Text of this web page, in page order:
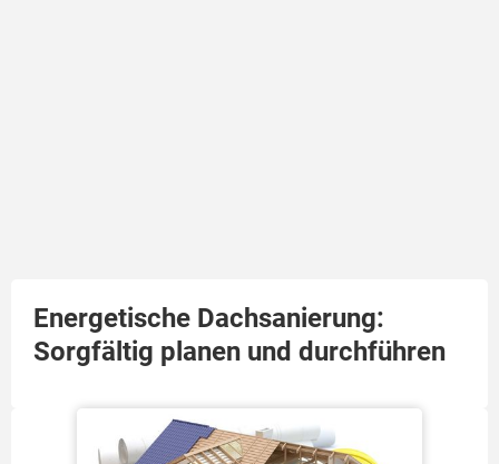
Energetische Dachsanierung:
Sorgfältig planen und durchführen